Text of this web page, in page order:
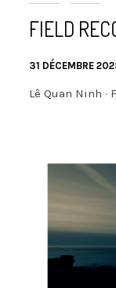
FIELD
31 DÉCEMBRE
Lê Quan Ninh